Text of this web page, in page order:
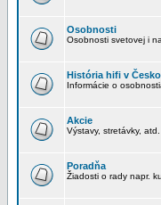
Osobnosti
Osobnosti svetovej i
História hifi v
Informácie o
Akcie
Výstavy, stretávky, atd.
Poradňa
Žiadosti o rady napr.